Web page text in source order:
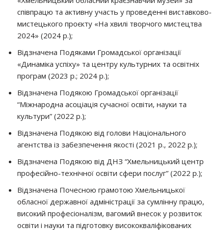
співпрацю та активну участь у проведенні виставково-
мистецького проєкту «На хвилі творчого мистецтва
2024» (2024 р.);
Відзначена Подяками Громадської організації
«Динаміка успіху» та центру культурних та освітніх
програм (2023 р.; 2024 р.);
Відзначена Подякою Громадської організації
“Міжнародна асоціація сучасної освіти, науки та
культури” (2022 р.);
Відзначена Подякою від голови Національного
агентства із забезпечення якості (2021 р., 2022 р.);
Відзначена Подякою від ДНЗ “Хмельницький центр
професійно-технічної освіти сфери послуг” (2022 р.);
Відзначена Почесною грамотою Хмельницької
обласної державної адміністрації за сумлінну працю,
високий професіоналізм, вагомий внесок у розвиток
освіти і науки та підготовку висококваліфікованих